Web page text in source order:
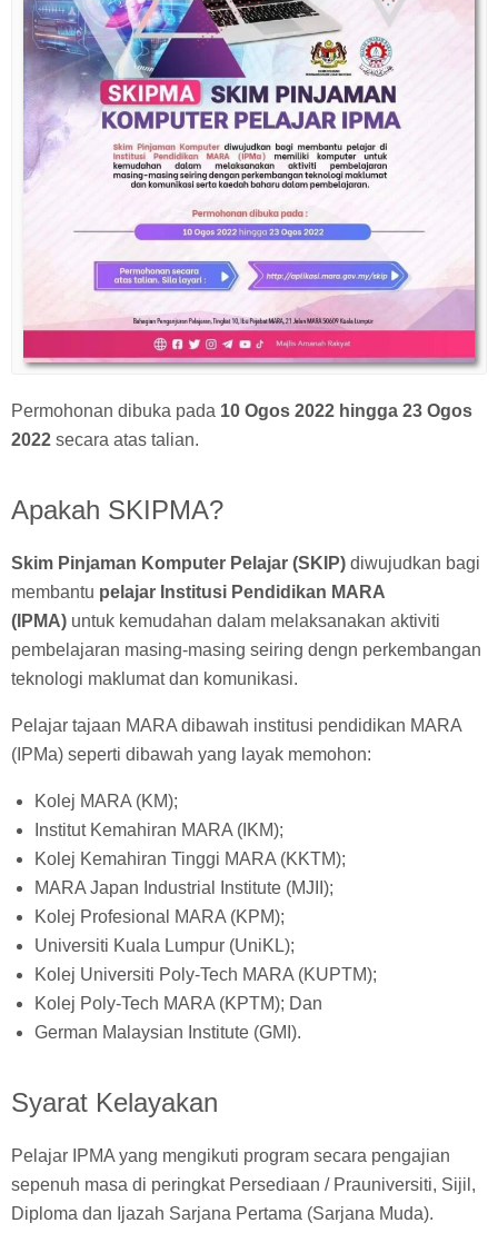
Permohonan dibuka pada 10 Ogos 2022 hingga 23 Ogos
2022 secara atas talian.
Apakah SKIPMA?
Skim Pinjaman Komputer Pelajar (SKIP) diwujudkan bagi
membantu pelajar Institusi Pendidikan MARA
(IPMA) untuk kemudahan dalam melaksanakan aktiviti
pembelajaran masing-masing seiring dengn perkembangan
teknologi maklumat dan komunikasi.
Pelajar tajaan MARA dibawah institusi pendidikan MARA
(IPMa) seperti dibawah yang layak memohon:
Kolej MARA (KM);
Institut Kemahiran MARA (IKM);
Kolej Kemahiran Tinggi MARA (KKTM);
MARA Japan Industrial Institute (MJII);
Kolej Profesional MARA (KPM);
Universiti Kuala Lumpur (UniKL);
Kolej Universiti Poly-Tech MARA (KUPTM);
Kolej Poly-Tech MARA (KPTM); Dan
German Malaysian Institute (GMI).
Syarat Kelayakan
Pelajar IPMA yang mengikuti program secara pengajian
sepenuh masa di peringkat Persediaan / Prauniversiti, Sijil,
Diploma dan Ijazah Sarjana Pertama (Sarjana Muda).